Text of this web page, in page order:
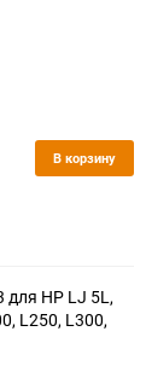
В корзину
для HP LJ 5L,
L250, L300,